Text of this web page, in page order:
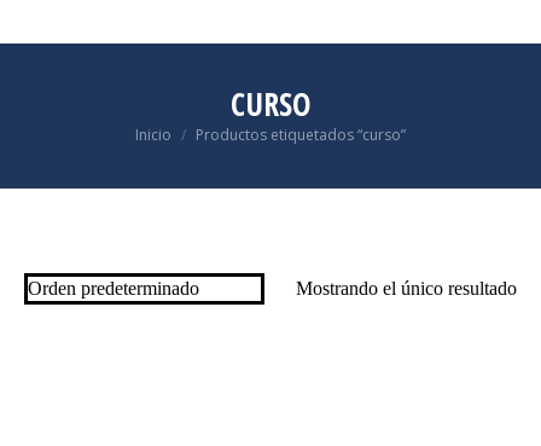
CURSO
Estás aquí:
Inicio Productos etiquetados “curso”
Mostrando el único resultado